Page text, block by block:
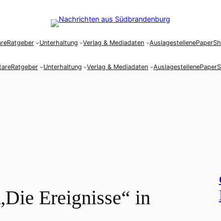
Ratgeber Unterhaltung Verlag & Mediadaten AuslagestellenePaper
Ratgeber Unterhaltung Verlag & Mediadaten AuslagestellenePaper
Ereignisse“ in